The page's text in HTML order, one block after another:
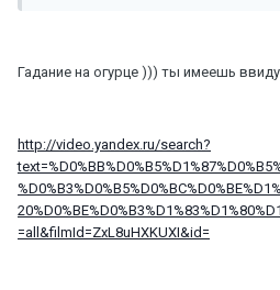
Гадание на огурце ))) ты имеешь
http://video.yandex.ru/search?
=all&filmId=ZxL8uHXKUXI&id=